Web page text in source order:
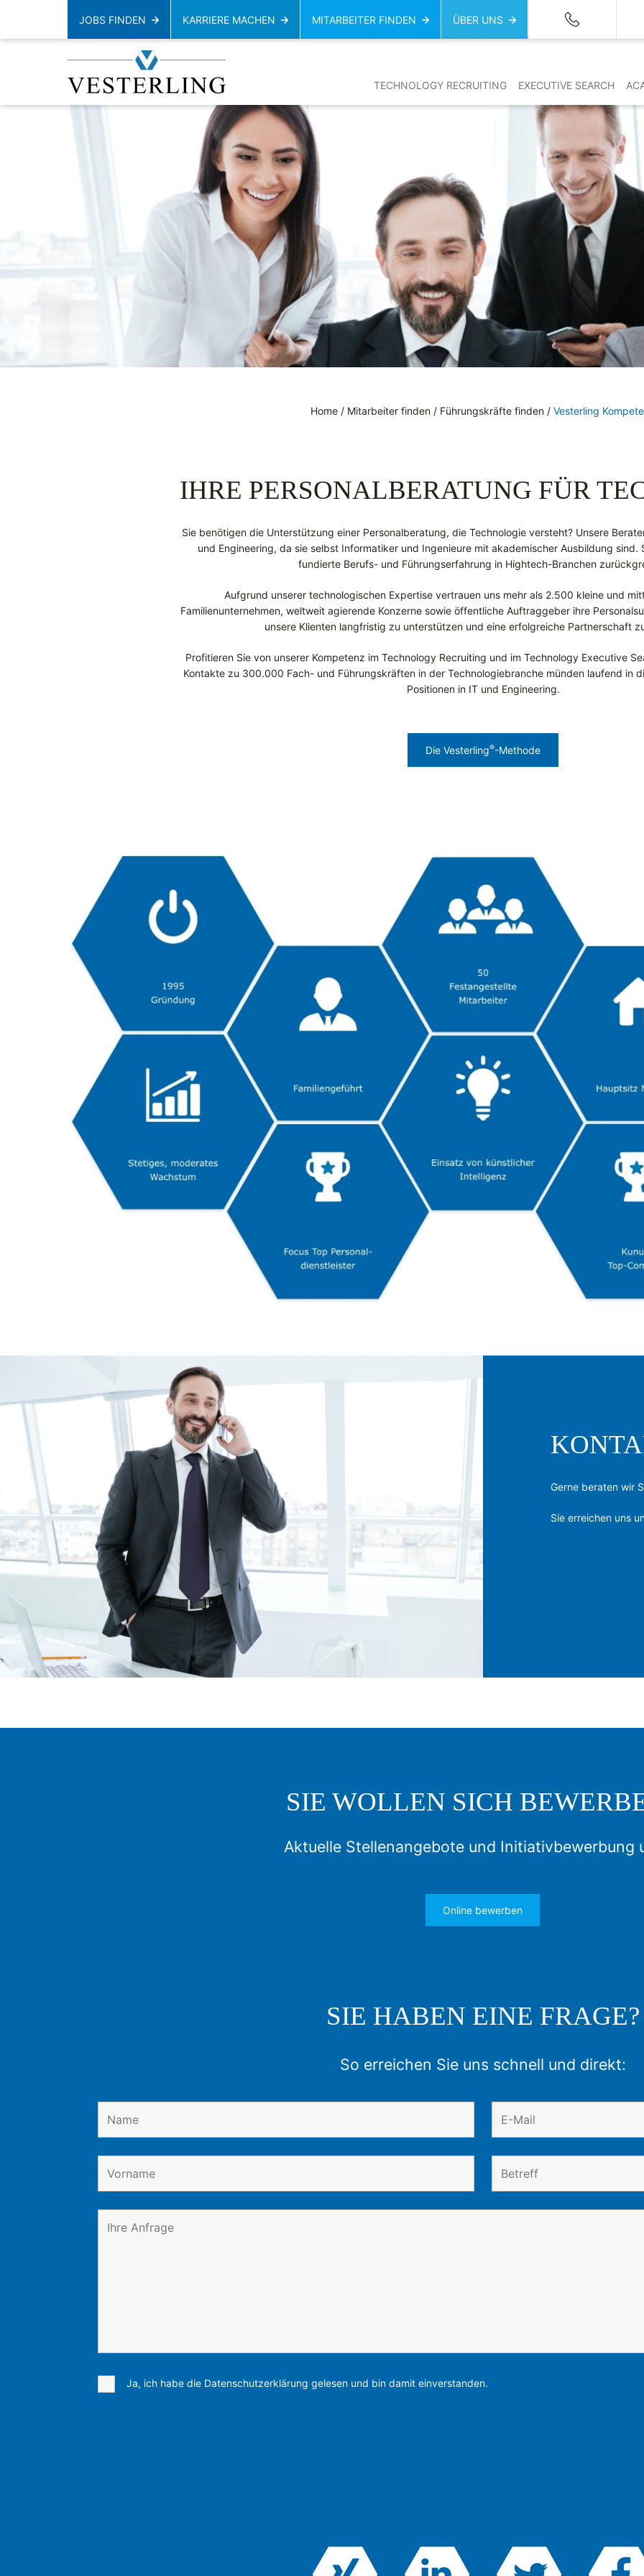
JOBS FINDEN KARRIERE MACHEN MITARBEITER FINDEN ÜBER UNS
TECHNOLOGY RECRUITING EXECUTIVE SEARCH
Home / Mitarbeiter finden / Führungskräfte finden / Vesterling
IHRE PERSONALBERATUNG FÜR
Sie benötigen die Unterstützung einer Personalberatung, die Technologie versteht? Unsere
und Engineering, da sie selbst Informatiker und Ingenieure mit akademischer Ausbildung sind.
fundierte Berufs- und Führungserfahrung in Hightech-Branchen
Aufgrund unserer technologischen Expertise vertrauen uns mehr als 2.500 kleine und
Familienunternehmen, weltweit agierende Konzerne sowie öffentliche Auftraggeber ihre
unsere Klienten langfristig zu unterstützen und eine erfolgreiche Partnerschaft
Profitieren Sie von unserer Kompetenz im Technology Recruiting und im Technology Executive
Kontakte zu 300.000 Fach- und Führungskräften in der Technologiebranche münden laufend in
Positionen in IT und Engineering.
Die Vesterling®-Methode
Gerne beraten wir
Sie erreichen uns
SIE WOLLEN SICH
Aktuelle Stellenangebote und Initiativbewerbung
Online bewerben
SIE HABEN EINE FRAGE?
So erreichen Sie uns schnell und direkt:
Ja, ich habe die Datenschutzerklärung gelesen und bin damit einverstanden.